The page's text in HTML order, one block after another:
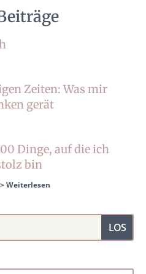
Zeiten: Was mir
gerät
Dinge, auf die ich
bin
Weiterlesen
LOS